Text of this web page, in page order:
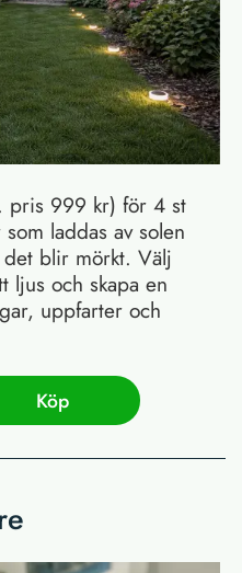
pris 999 kr) för 4 st
laddas av solen
det blir mörkt. Välj
ljus och skapa en
uppfarter och
Köp